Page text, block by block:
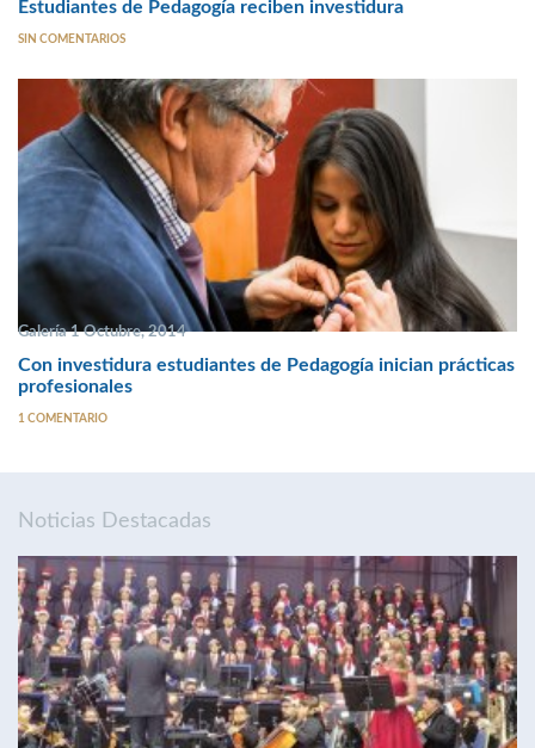
Estudiantes de Pedagogía reciben investidura
SIN COMENTARIOS
Galería 1 Octubre, 2014
Con investidura estudiantes de Pedagogía inician prácticas
profesionales
1 COMENTARIO
Noticias Destacadas